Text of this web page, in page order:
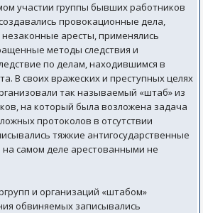
участии группы бывших работников
провокационные дела,
аресты, применялись
методы следствия и
по делам, находившимся в
В своих вражеских и преступных целях
так называемый «штаб» из
на который была возложена задача
протоколов в отсутствии
тяжкие антигосударственные
на самом деле арестованными не
и организаций «штабом»
обвиняемых записывались